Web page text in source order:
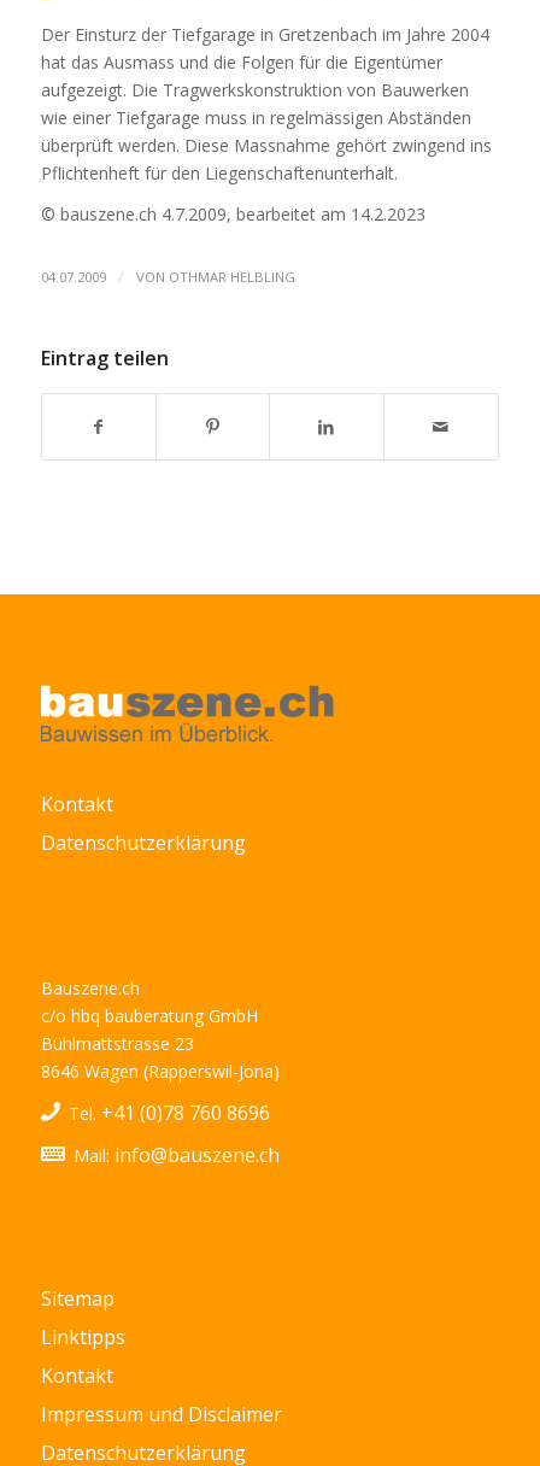
Der Einsturz der Tiefgarage in Gretzenbach im Jahre 2004
hat das Ausmass und die Folgen für die Eigentümer
aufgezeigt. Die Tragwerkskonstruktion von Bauwerken
wie einer Tiefgarage muss in regelmässigen Abständen
überprüft werden. Diese Massnahme gehört zwingend ins
Pflichtenheft für den Liegenschaftenunterhalt.
© bauszene.ch 4.7.2009, bearbeitet am 14.2.2023
04.07.2009 / VON OTHMAR HELBLING
Eintrag teilen
Kontakt
Datenschutzerklärung
Bauszene.ch
c/o hbq bauberatung GmbH
Bühlmattstrasse 23
8646 Wagen (Rapperswil-Jona)
Tel. +41 (0)78 760 8696
Mail: info@bauszene.ch
Sitemap
Linktipps
Kontakt
Impressum und Disclaimer
Datenschutzerklärung